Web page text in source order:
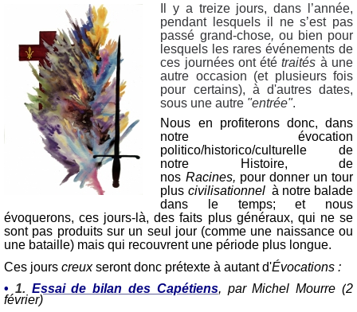
Il y a treize jours, dans l’année,
pendant lesquels il ne s’est pas
passé grand-chose, ou bien pour
lesquels les rares événements de
ces journées ont ététraités à une
autre occasion (et plusieurs fois
pour certains), à d'autres dates,
sous une autre "entrée".
Nous en profiterons donc, dans
notre évocation
politico/historico/culturelle de
notre Histoire, de
nos Racines, pour donner un tour
plus civilisationnel à notre balade
dans le temps; et nous
évoquerons, ces jours-là, des faits plus généraux, qui ne se
sont pas produits sur un seul jour (comme une naissance ou
une bataille) mais qui recouvrent une période plus longue.
Ces jours creuxseront donc prétexte à autant d'Évocations :
• 1. Essai de bilan des Capétiens, par Michel Mourre (2
février)